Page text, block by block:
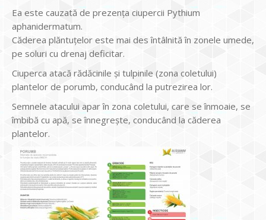
Ea este cauzată de prezența ciupercii Pythium
aphanidermatum.
Căderea plăntuțelor este mai des întâlnită în zonele umede,
pe soluri cu drenaj deficitar.
Ciuperca atacă rădăcinile și tulpinile (zona coletului)
plantelor de porumb, conducând la putrezirea lor.
Semnele atacului apar în zona coletului, care se înmoaie, se
îmbibă cu apă, se înnegrește, conducând la căderea
plantelor.